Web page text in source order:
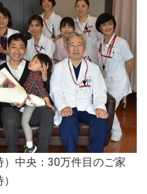
中央：30万件目のご家